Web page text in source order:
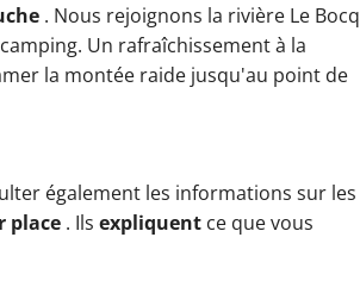
. Nous rejoignons la rivière Le Bocq
Un rafraîchissement à la
la montée raide jusqu'au point de
également les informations sur les
place . Ils expliquent ce que vous